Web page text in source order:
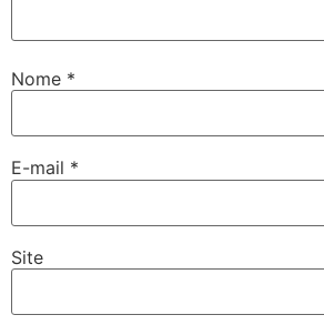
Nome *
E-mail *
Site